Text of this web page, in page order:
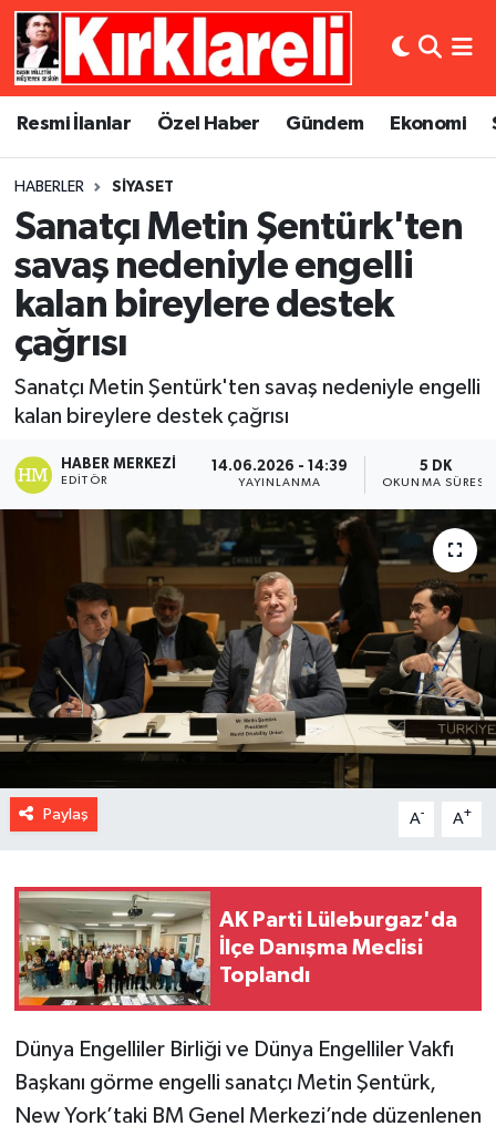
Resmi İlanlar Özel Haber Gündem Ekonomi
HABERLER SIYASET
Sanatçı Metin Şentürk'ten
savaş nedeniyle engelli
kalan bireylere destek
çağrısı
Sanatçı Metin Şentürk'ten savaş nedeniyle engelli
kalan bireylere destek çağrısı
HABER MERKEZI
EDITÖR
14.06.2026 - 14:39
YAYINLANMA
5 DK
OKUNMA SÜRESI
Paylaş A- A+
AK Parti Lüleburgaz'da
İlçe Danışma Meclisi
Toplandı
Dünya Engelliler Birliği ve Dünya Engelliler Vakfı
Başkanı görme engelli sanatçı Metin Şentürk,
New York’taki BM Genel Merkezi’nde düzenlenen
Resmi İlanlar
Gündem
Siyaset
Spor
Asayiş
Dünya
Kültür Sanat
Magazin
Medya
Sağlık
Künye
Gizlilik Sözleşmesi
Merkez Nöbetçi Eczaneler
Merkez Trafik Yoğunluk Haritası
Süper Lig Puan Durumu ve Fikstür
Tüm Manşetler
Son Dakika Haberleri
Haber Arşivi